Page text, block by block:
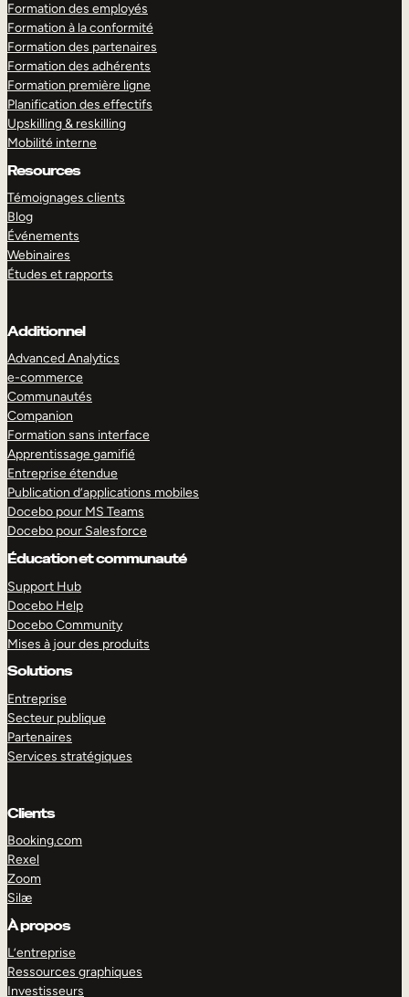
Formation des employés
Formation à la conformité
Formation des partenaires
Formation des adhérents
Formation première ligne
Planification des effectifs
Upskilling & reskilling
Mobilité interne
Resources
Témoignages clients
Blog
Événements
Webinaires
Études et rapports
Additionnel
Advanced Analytics
e-commerce
Communautés
Companion
Formation sans interface
Apprentissage gamifié
Entreprise étendue
Publication d’applications mobiles
Docebo pour MS Teams
Docebo pour Salesforce
Éducation et communauté
Support Hub
Docebo Help
Docebo Community
Mises à jour des produits
Solutions
Entreprise
Secteur publique
Partenaires
Services stratégiques
Clients
Booking.com
Rexel
Zoom
Silæ
À propos
L’entreprise
Ressources graphiques
Investisseurs